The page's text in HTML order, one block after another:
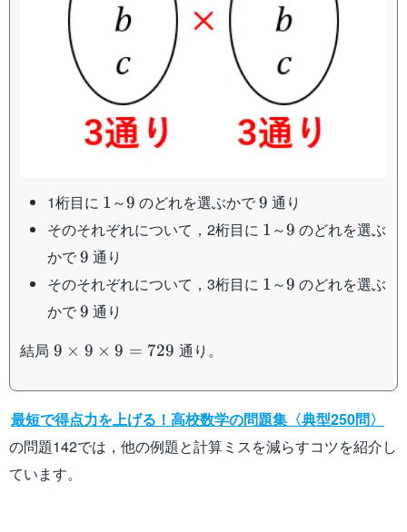
1桁目に 1
1 ～9
9 のどれを選ぶかで9
9 通り
そのそれぞれについて，2桁目に 1
1 ～9
9 のどれを選ぶ
かで9
9 通り
そのそれぞれについて，3桁目に 1
1 ～9
9 のどれを選ぶ
かで9
9 通り
結局 9\times
9=729
9 × 9 × 9 = 729 通り。
最短で得点力を上げる！高校数学の問題集〈典型250問〉
の問題142では，他の例題と計算ミスを減らすコツを紹介し
ています。